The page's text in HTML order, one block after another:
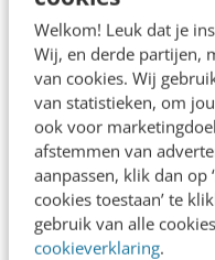
Welkom! Leuk dat je
Wij, en derde partijen,
van cookies. Wij
van statistieken, om
ook voor
afstemmen van
aanpassen, klik dan op
cookies toestaan’ te
gebruik van alle
cookieverklaring.
CONTENT &
ChatGPT
tijdwinst of
‘Wat kan ChatGPT
Het is het voorjaar